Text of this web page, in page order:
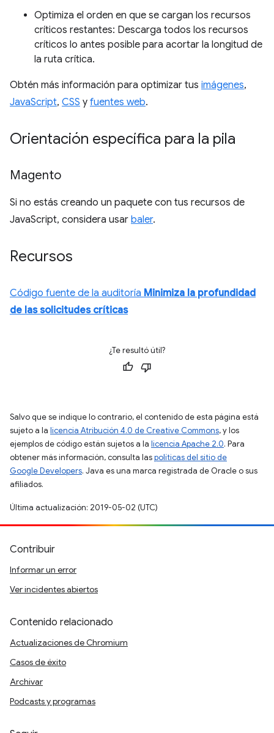
Optimiza el orden en que se cargan los recursos
críticos restantes: Descarga todos los recursos
críticos lo antes posible para acortar la longitud de
la ruta crítica.
Obtén más información para optimizar tus imágenes,
JavaScript, CSS y fuentes web.
Orientación específica para la pila
Magento
Si no estás creando un paquete con tus recursos de
JavaScript, considera usar baler.
Recursos
Código fuente de la auditoría Minimiza la profundidad
de las solicitudes críticas
¿Te resultó útil?
Salvo que se indique lo contrario, el contenido de esta página está
sujeto a la licencia Atribución 4.0 de Creative Commons, y los
ejemplos de código están sujetos a la licencia Apache 2.0. Para
obtener más información, consulta laspolíticas del sitio de
Google Developers. Java es una marca registrada de Oracle o sus
afiliados.
Última actualización: 2019-05-02 (UTC)
Contribuir
Informar un error
Ver incidentes abiertos
Contenido relacionado
Actualizaciones de Chromium
Casos de éxito
Archivar
Podcasts y programas